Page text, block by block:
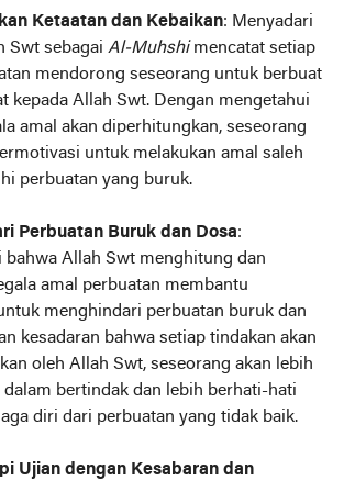
Ketaatan dan Kebaikan: Menyadari
Swt sebagai Al-Muhshimencatat setiap
mendorong seseorang untuk berbuat
kepada Allah Swt. Dengan mengetahui
amal akan diperhitungkan, seseorang
untuk melakukan amal saleh
perbuatan yang buruk.
Perbuatan Buruk dan Dosa:
bahwa Allah Swt menghitung dan
amal perbuatan membantu
menghindari perbuatan buruk dan
kesadaran bahwa setiap tindakan akan
oleh Allah Swt, seseorang akan lebih
bertindak dan lebih berhati-hati
diri dari perbuatan yang tidak baik.
Ujian dengan Kesabaran dan